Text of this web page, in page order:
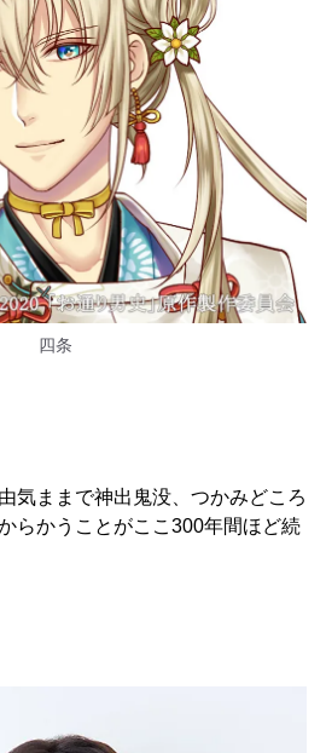
四条
気ままで神出鬼没、つかみどころ
らかうことがここ300年間ほど続